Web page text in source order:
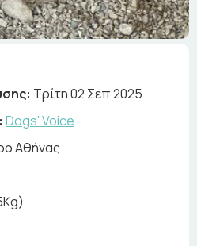
Τρίτη 02 Σεπ 2025
Dogs' Voice
Αθήνας